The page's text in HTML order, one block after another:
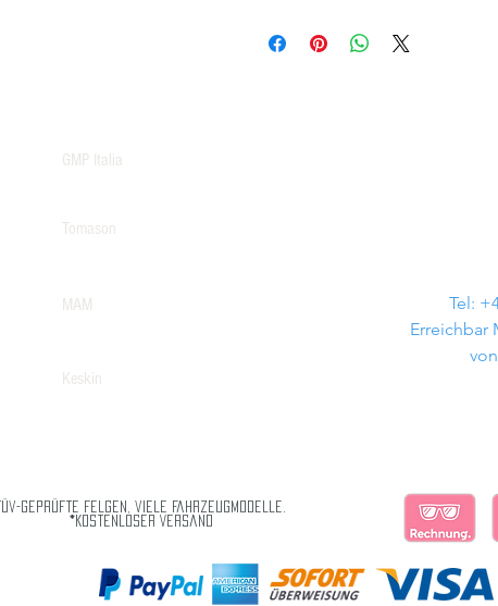
ABE, Gutachten, Anlage
GMP Italia
Tomason
MAM
Keskin
Tel:
Erreichbar
Tüv-geprüfte Felgen, viele Fahrzeugmodelle.
*Kostenloser Versand